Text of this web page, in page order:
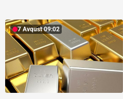
7 Avqust 09:02